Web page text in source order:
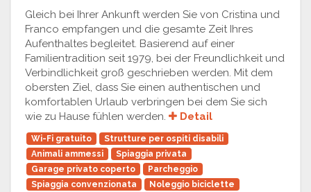
Gleich bei Ihrer Ankunft werden Sie von Cristina und
Franco empfangen und die gesamte Zeit Ihres
Aufenthaltes begleitet. Basierend auf einer
Familientradition seit 1979, bei der Freundlichkeit und
Verbindlichkeit groß geschrieben werden. Mit dem
obersten Ziel, dass Sie einen authentischen und
komfortablen Urlaub verbringen bei dem Sie sich
wie zu Hause fühlen werden.
Detail
Wi-Fi gratuito
Strutture per ospiti disabili
Animali ammessi
Spiaggia privata
Garage privato coperto
Parcheggio
Spiaggia convenzionata
Noleggio biciclette